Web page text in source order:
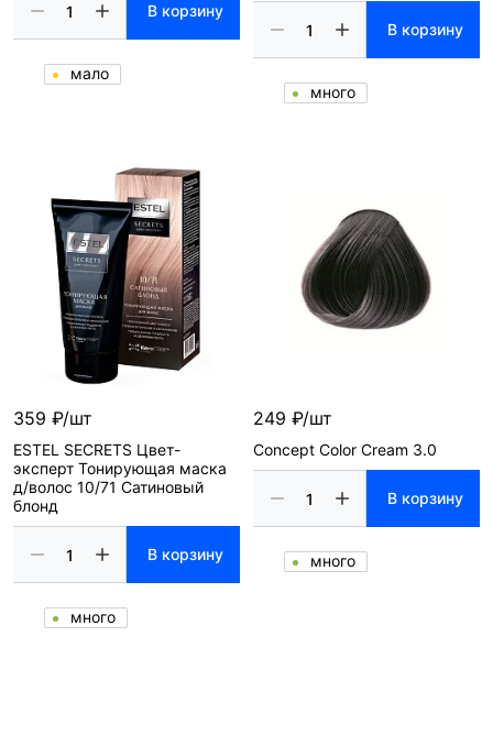
В корзину
мало
В корзину
много
359 ₽/шт
ESTEL SECRETS Цвет-
эксперт Тонирующая маска
д/волос 10/71 Сатиновый
блонд
В корзину
много
249 ₽/шт
Concept Color Cream 3.0
В корзину
много